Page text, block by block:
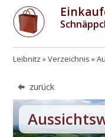
Leibnitz Verzeichnis
zurück